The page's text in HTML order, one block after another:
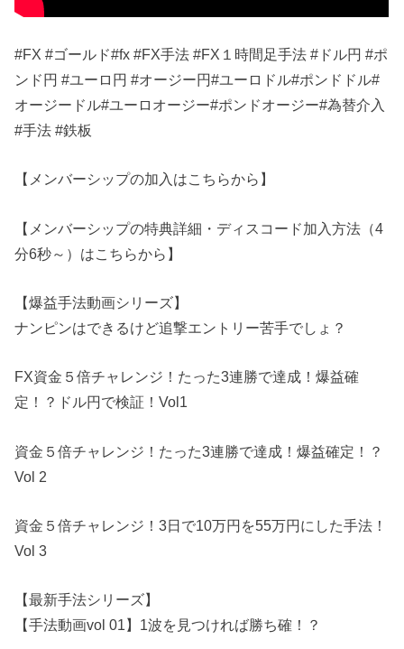
#FX #ゴールド#fx #FX手法 #FX１時間足手法 #ドル円 #ポ
ンド円 #ユーロ円 #オージー円#ユーロドル#ポンドドル#
オージードル#ユーロオージー#ポンドオージー#為替介入
#手法 #鉄板
【メンバーシップの加入はこちらから】
【メンバーシップの特典詳細・ディスコード加入方法（4
分6秒～）はこちらから】
【爆益手法動画シリーズ】
ナンピンはできるけど追撃エントリー苦手でしょ？
FX資金５倍チャレンジ！たった3連勝で達成！爆益確
定！？ドル円で検証！Vol1
資金５倍チャレンジ！たった3連勝で達成！爆益確定！？
Vol 2
資金５倍チャレンジ！3日で10万円を55万円にした手法！
Vol 3
【最新手法シリーズ】
【手法動画vol 01】1波を見つければ勝ち確！？